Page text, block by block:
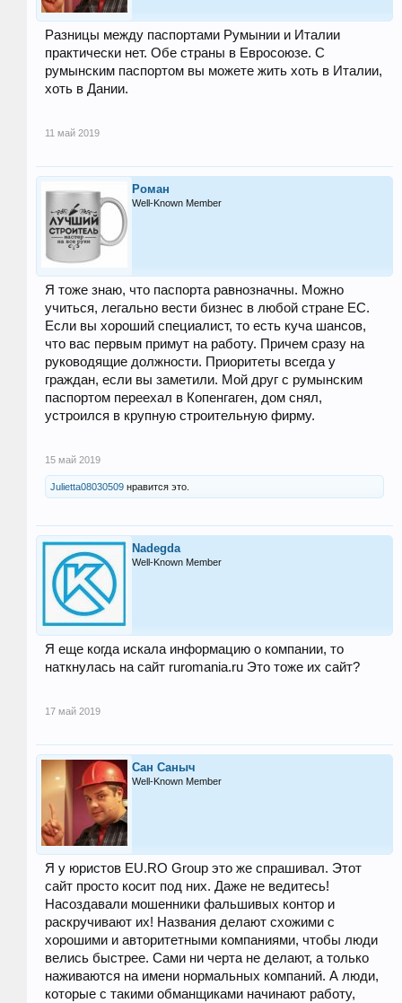
Разницы между паспортами Румынии и Италии
практически нет. Обе страны в Евросоюзе. С
румынским паспортом вы можете жить хоть в Италии,
хоть в Дании.
11 май 2019
Роман
Well-Known Member
Я тоже знаю, что паспорта равнозначны. Можно
учиться, легально вести бизнес в любой стране ЕС.
Если вы хороший специалист, то есть куча шансов,
что вас первым примут на работу. Причем сразу на
руководящие должности. Приоритеты всегда у
граждан, если вы заметили. Мой друг с румынским
паспортом переехал в Копенгаген, дом снял,
устроился в крупную строительную фирму.
15 май 2019
Julietta08030509 нравится это.
Nadegda
Well-Known Member
Я еще когда искала информацию о компании, то
наткнулась на сайт ruromania.ru Это тоже их сайт?
17 май 2019
Сан Саныч
Well-Known Member
Я у юристов EU.RO Group это же спрашивал. Этот
сайт просто косит под них. Даже не ведитесь!
Насоздавали мошенники фальшивых контор и
раскручивают их! Названия делают схожими с
хорошими и авторитетными компаниями, чтобы люди
велись быстрее. Сами ни черта не делают, а только
наживаются на имени нормальных компаний. А люди,
которые с такими обманщиками начинают работу,